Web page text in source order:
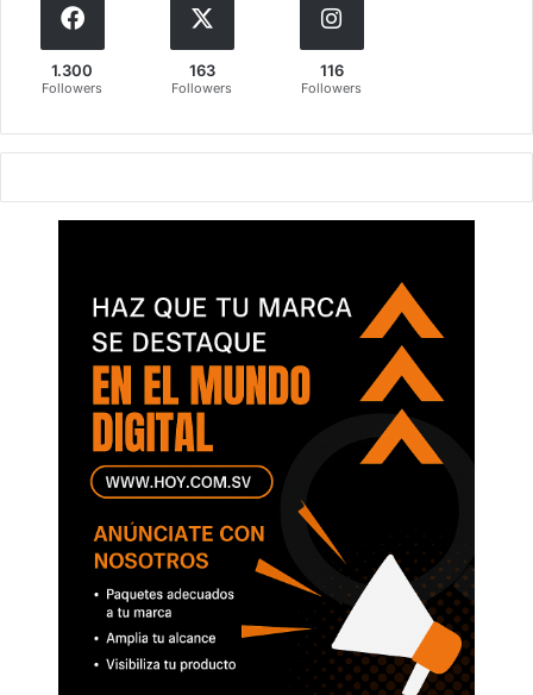
1.300
Followers
163
Followers
116
Followers